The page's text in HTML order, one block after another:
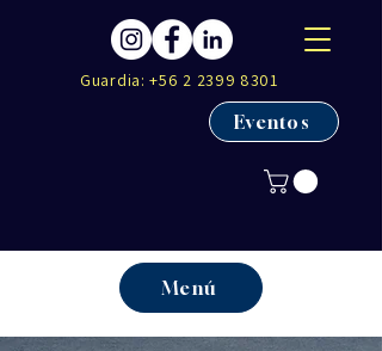
Guardia:+56 2 2399 8301
Eventos
Menú